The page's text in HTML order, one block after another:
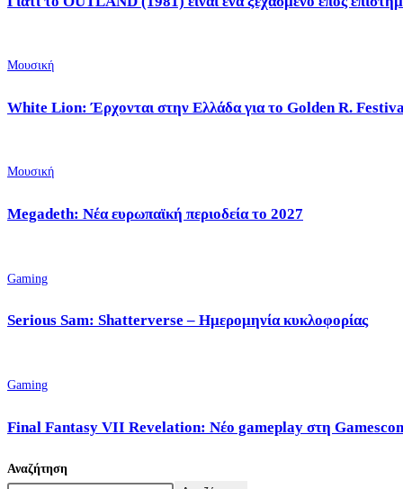
Μουσική
White Lion: Έρχονται στην Ελλάδα για το Golden R.
Μουσική
Megadeth: Νέα ευρωπαϊκή περιοδεία το 2027
Gaming
Serious Sam: Shatterverse – Ημερομηνία κυκλοφορίας
Gaming
Final Fantasy VII Revelation: Νέο gameplay στη
Αναζήτηση